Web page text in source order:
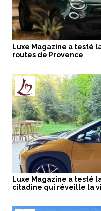
Luxe Magazine a testé
routes de Provence
Luxe Magazine a testé
citadine qui réveille la